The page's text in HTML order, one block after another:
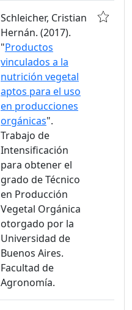
Schleicher, Cristian
Hernán. (2017).
"Productos
vinculados a la
nutrición vegetal
aptos para el uso
en producciones
orgánicas".
Trabajo de
Intensificación
para obtener el
grado de Técnico
en Producción
Vegetal Orgánica
otorgado por la
Universidad de
Buenos Aires.
Facultad de
Agronomía.